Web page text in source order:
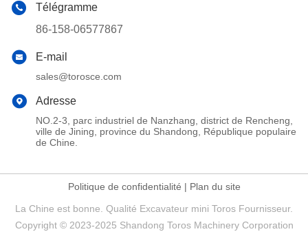
Télégramme
86-158-06577867
E-mail
sales@torosce.com
Adresse
NO.2-3, parc industriel de Nanzhang, district de Rencheng,
ville de Jining, province du Shandong, République populaire
de Chine.
Politique de confidentialité | Plan du site
La Chine est bonne. Qualité Excavateur mini Toros Fournisseur.
Copyright © 2023-2025 Shandong Toros Machinery Corporation